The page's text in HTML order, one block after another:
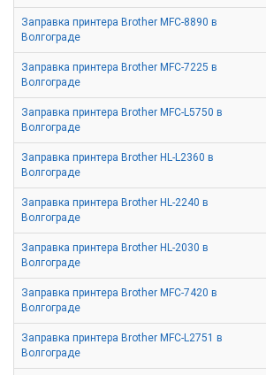
Заправка принтера Brother MFC-8890 в
Волгограде
Заправка принтера Brother MFC-7225 в
Волгограде
Заправка принтера Brother MFC-L5750 в
Волгограде
Заправка принтера Brother HL-L2360 в
Волгограде
Заправка принтера Brother HL-2240 в
Волгограде
Заправка принтера Brother HL-2030 в
Волгограде
Заправка принтера Brother MFC-7420 в
Волгограде
Заправка принтера Brother MFC-L2751 в
Волгограде